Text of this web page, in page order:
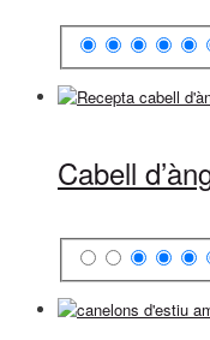
Cabell